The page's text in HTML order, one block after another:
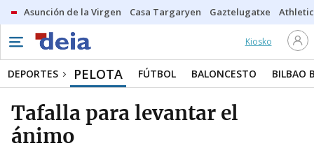
Asunción de la Virgen Casa Targaryen Gaztelugatxe Athletic
Kiosko
DEPORTES PELOTA FÚTBOL BALONCESTO BILBAO
Tafalla para levantar el
ánimo